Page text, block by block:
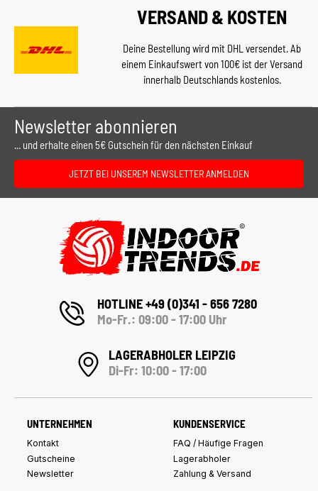
VERSAND & KOSTEN
Deine Bestellung wird mit DHL versendet. Ab
einem Einkaufswert von 100€ ist der Versand
innerhalb Deutschlands kostenlos.
Newsletter abonnieren
... und erhalte einen 5€ Gutschein für den nächsten Einkauf
JETZT BEI UNSEREM NEWSLETTER ANMELDEN
HOTLINE +49 (0)341 - 656 7280
Mo-Fr.: 09:00 - 17:00 Uhr
LAGERABHOLER LEIPZIG
Di-Fr: 10:00 - 17:00
UNTERNEHMEN
Kontakt
Gutscheine
Newsletter
KUNDENSERVICE
FAQ / Häufige Fragen
Lagerabholer
Zahlung & Versand